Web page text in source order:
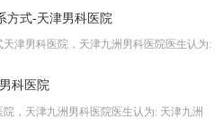
方式-天津男科医院
津男科医院，天津九洲男科医院医生认为:
科医院
，天津九洲男科医院医生认为: 天津九洲